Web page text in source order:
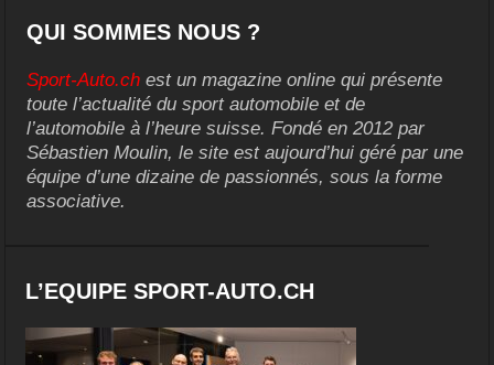
QUI SOMMES NOUS ?
Sport-Auto.ch est un magazine online qui présente
toute l’actualité du sport automobile et de
l’automobile à l’heure suisse. Fondé en 2012 par
Sébastien Moulin, le site est aujourd’hui géré par une
équipe d’une dizaine de passionnés, sous la forme
associative.
L’EQUIPE SPORT-AUTO.CH